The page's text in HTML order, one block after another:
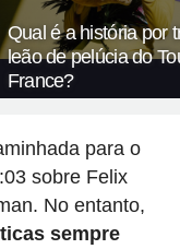
Qual é a história por
leão de pelúcia do
France?
para o
sobre Felix
No entanto,
sempre